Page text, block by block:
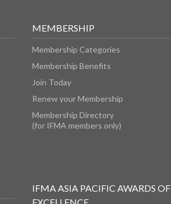
MEMBERSHIP
Membership Categories
Membership Benefits
Join Today
Renew your Membership
Membership Directory
(for IFMA members only)
IFMA ASIA PACIFIC AWARDS OF